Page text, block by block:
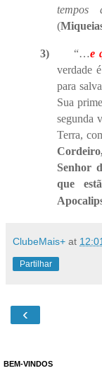
tempos
(
3) “…e
verdade
para
Sua
segunda
Terra,
Senhor
que
ClubeMais+ at
Partilhar
‹
BEM-VINDOS